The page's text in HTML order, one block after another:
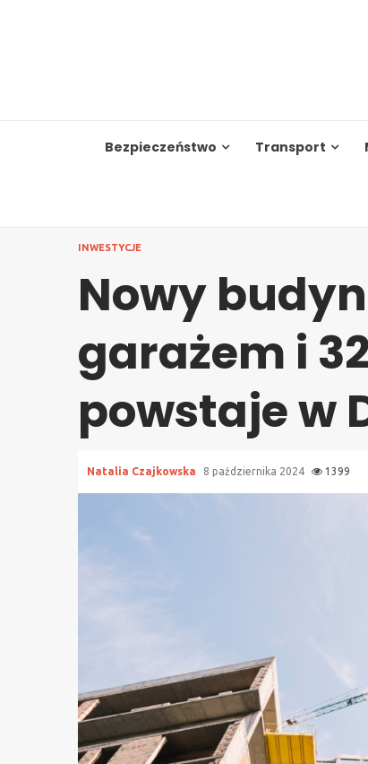
Bezpieczeństwo Transport
INWESTYCJE
Nowy
garażem i
powstaje w
Natalia Czajkowska 8 października 2024 1399